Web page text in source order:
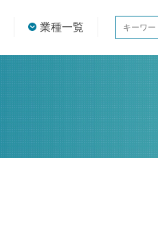
業種一覧